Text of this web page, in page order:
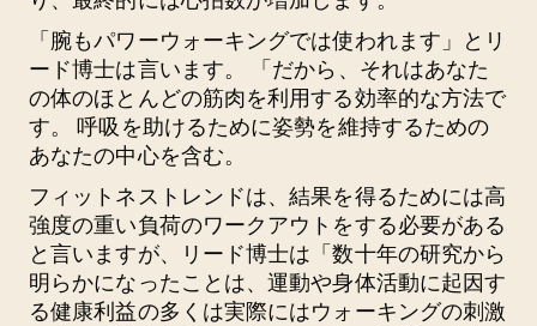
「腕もパワーウォーキングでは使われます」とリ
ード博士は言います。 「だから、それはあなた
の体のほとんどの筋肉を利用する効率的な方法で
す。 呼吸を助けるために姿勢を維持するための
あなたの中心を含む。
フィットネストレンドは、結果を得るためには高
強度の重い負荷のワークアウトをする必要がある
と言いますが、リード博士は「数十年の研究から
明らかになったことは、運動や身体活動に起因す
る健康利益の多くは実際にはウォーキングの刺激